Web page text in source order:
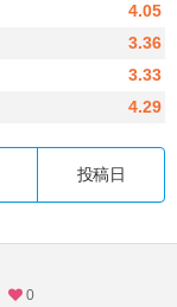
4.05
3.36
3.33
4.29
投稿日
0